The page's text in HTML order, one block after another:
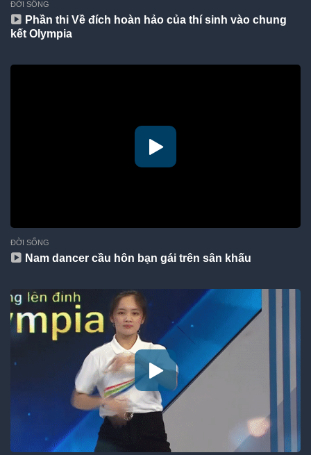
ĐỜI SỐNG
Phần thi Về đích hoàn hảo của thí sinh vào chung
kết Olympia
ĐỜI SỐNG
Nam dancer cầu hôn bạn gái trên sân khấu